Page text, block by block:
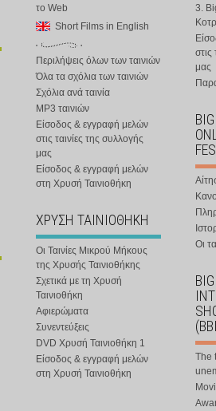
το Web
Short Films in English
Περιλήψεις όλων των ταινιών
Όλα τα σχόλια των ταινιών
Σχόλια ανά ταινία
MP3 ταινιών
Είσοδος & εγγραφή μελών
στις ταινίες της συλλογής
μας
Είσοδος & εγγραφή μελών
στη Χρυσή Ταινιοθήκη
ΧΡΥΣΗ ΤΑΙΝΙΟΘΗΚΗ
Οι Ταινίες Μικρού Μήκους
της Χρυσής Ταινιοθήκης
Σχετικά με τη Χρυσή
Ταινιοθήκη
Αφιερώματα
Συνεντεύξεις
DVD Χρυσή Ταινιοθήκη 1
Είσοδος & εγγραφή μελών
στη Χρυσή Ταινιοθήκη
3.
στις
μας
Οι
The